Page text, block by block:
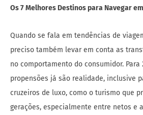
Os 7 Melhores Destinos para Navegar
Quando se fala em tendências de
preciso também levar em conta as
no comportamento do consumidor. Para
propensões já são realidade, inclusive
cruzeiros de luxo, como o turismo que
gerações, especialmente entre netos e